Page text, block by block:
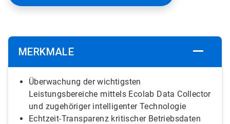
MERKMALE
Überwachung der wichtigsten
Leistungsbereiche mittels Ecolab Data Collector
und zugehöriger intelligenter Technologie
Echtzeit-Transparenz kritischer Betriebsdaten